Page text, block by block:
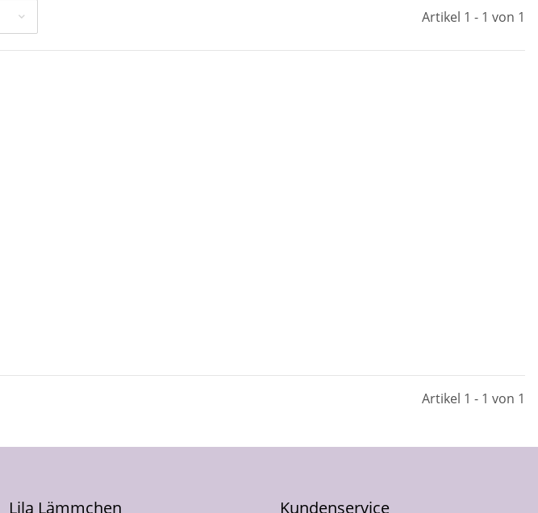
Artikel 1 - 1 von 1
Artikel 1 - 1 von 1
Lila Lämmchen Kundenservice